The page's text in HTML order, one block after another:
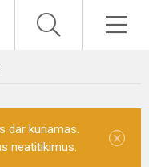
dar kuriamas.
neatitikimus.
×